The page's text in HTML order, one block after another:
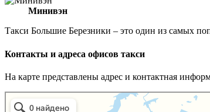
Минивэн
Такси Большие Березники – это один из самых
Контакты и адреса офисов такси
На карте представлены адрес и контактная